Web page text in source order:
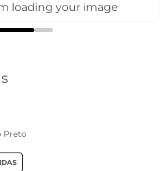
loading your image
Preto